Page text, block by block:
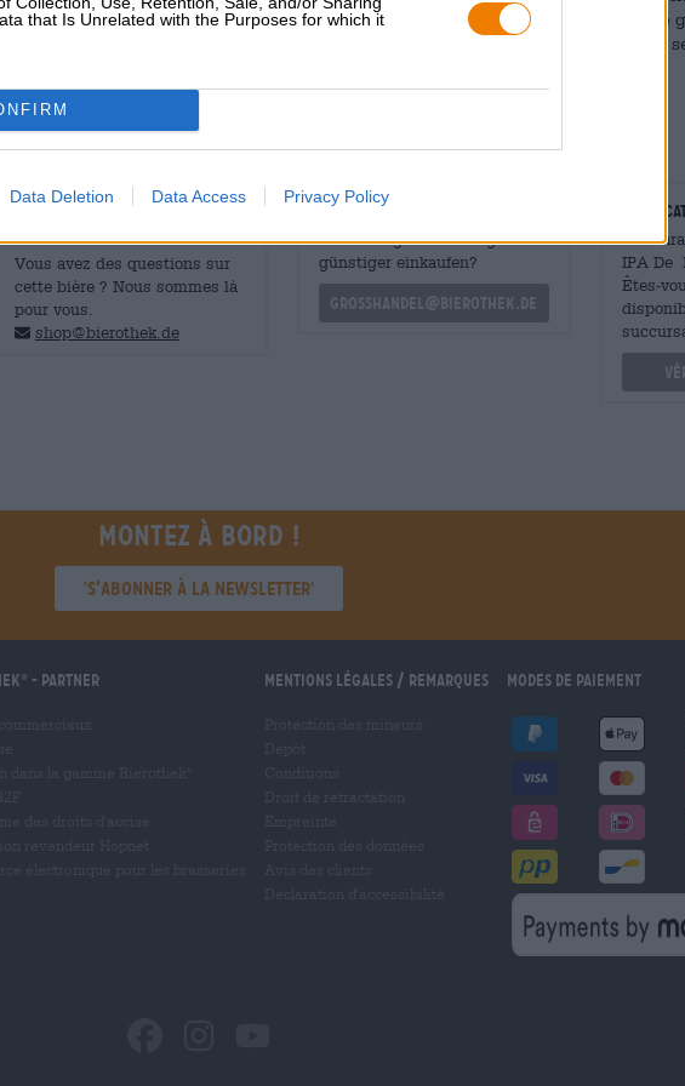
that Is Unrelated with the Purposes for which it
Data Deletion Data Access Privacy Policy
le fil conducteur de l'expérience de dégustation et dominent à la fois l'odeur et le
stature corsée et allie un fruité frais à une amertume délicatement équilibrée qui
CONSULTATION GRATUITE SUR LA
Vous avez des questions sur
cette bière ? Nous sommes là
pour vous.
shop@bierothek.de
commerçants ou restaurateurs
Du willst größere Mengen
günstiger einkaufen?
grosshandel@bierothek.de
Est
IPA De
Êtes-
Montez à bord !
'S’abonner à la newsletter'
- Partner Mentions légales / Remarques Modes de paiement